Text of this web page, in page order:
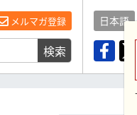
メルマガ登録
検索
日本語